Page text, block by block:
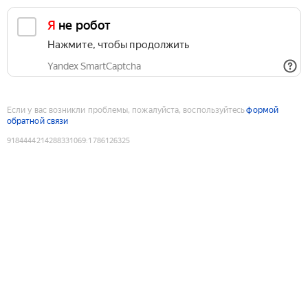
Я не робот
Нажмите, чтобы продолжить
Yandex SmartCaptcha
Если у вас возникли проблемы, пожалуйста, воспользуйтесьформой
обратной связи
9184444214288331069:1786126325